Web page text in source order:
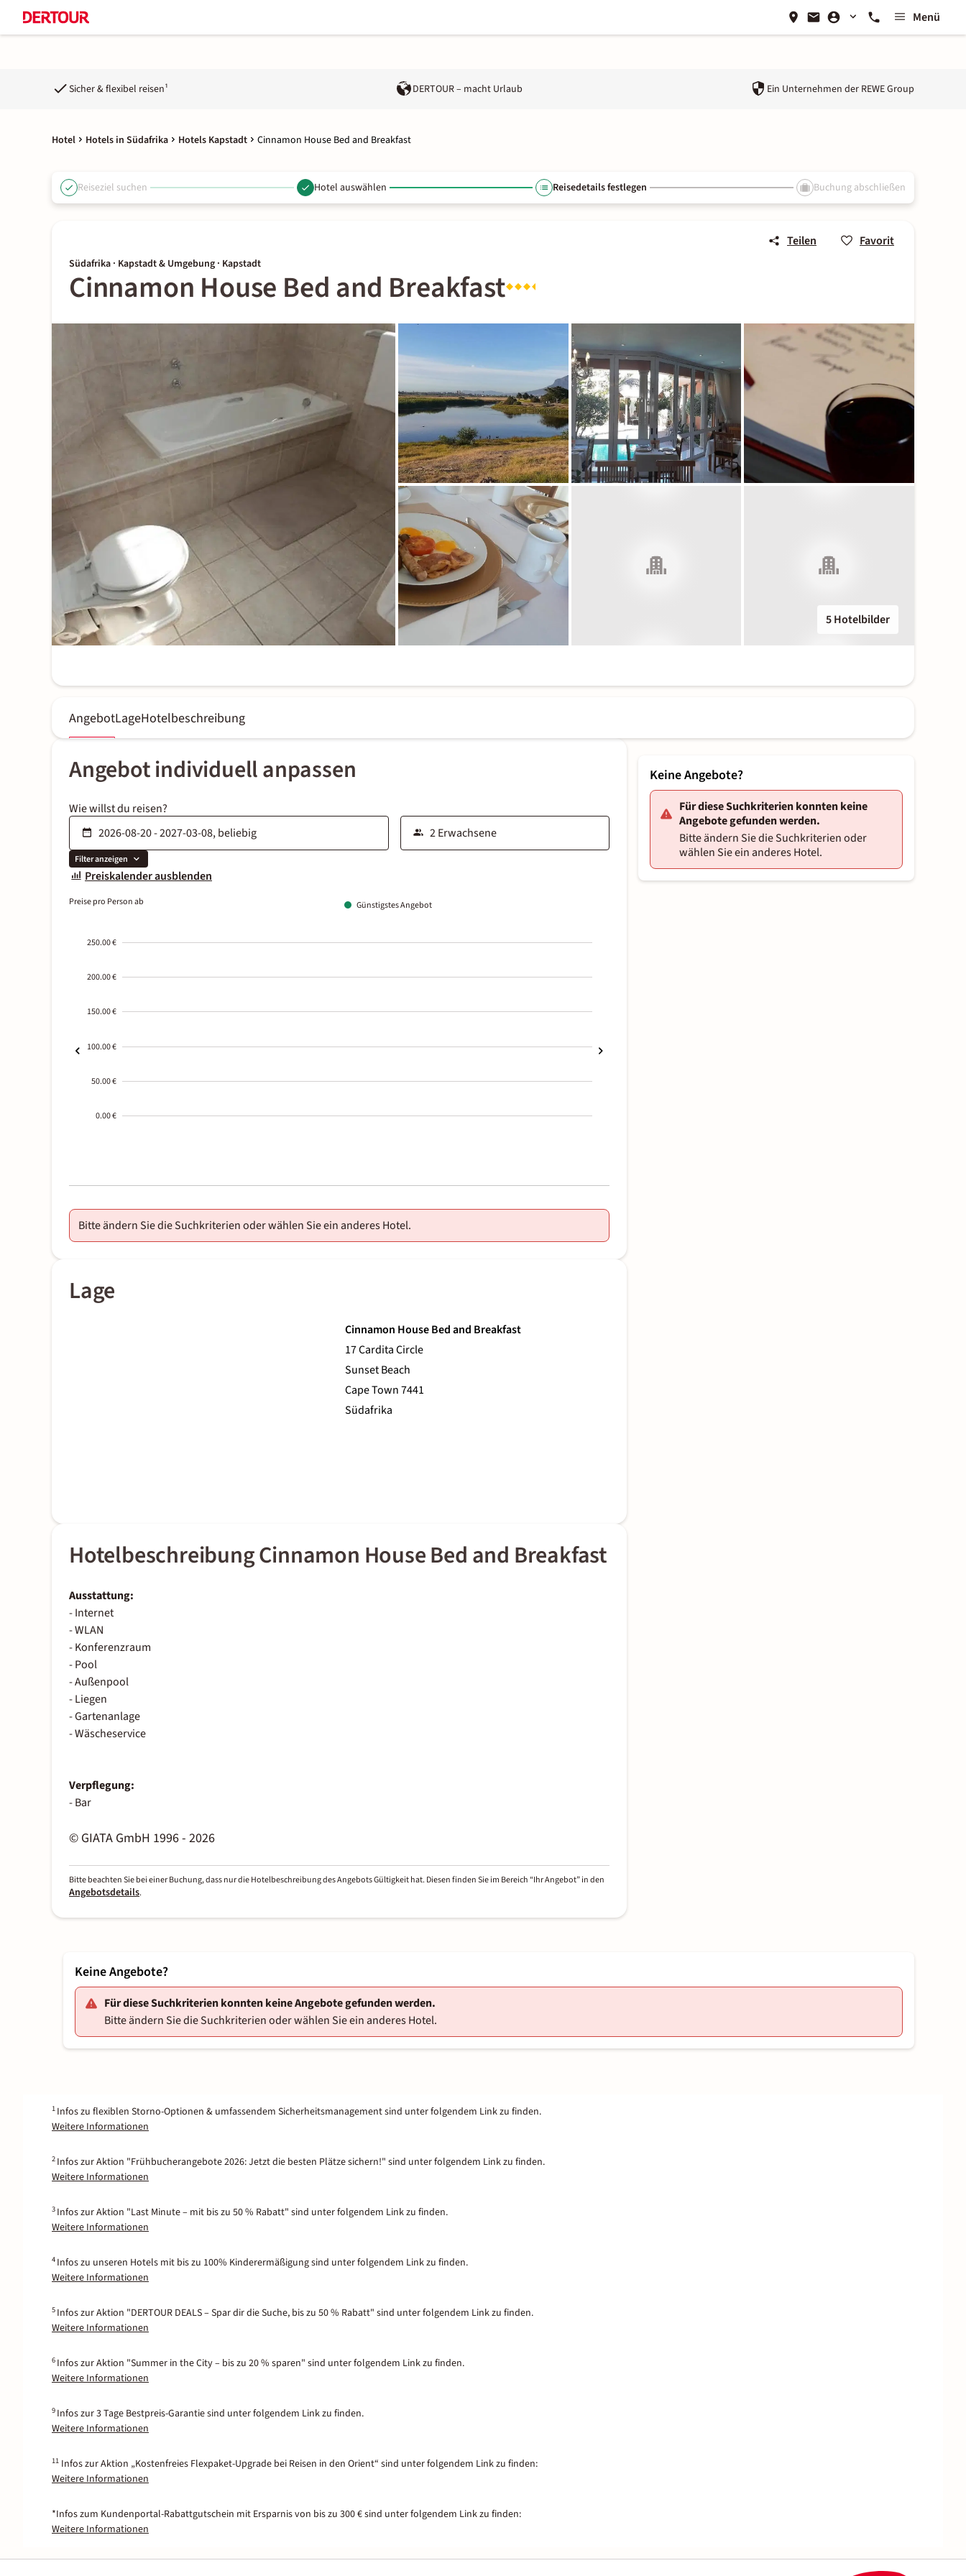
Menü
Sicher & flexibel reisen¹ DERTOUR – macht Urlaub Ein Unternehmen der REWE Group
Hotel Hotels in Südafrika Hotels Kapstadt Cinnamon House Bed and Breakfast
Reiseziel suchen Hotel auswählen Reisedetails festlegen Buchung abschließen
Teilen Favorit
Südafrika · Kapstadt & Umgebung · Kapstadt
Cinnamon House Bed and Breakfast
5 Hotelbilder
AngebotLageHotelbeschreibung
Angebot individuell anpassen
Wie willst du reisen?
Filter anzeigen
Preiskalender ausblenden
Preise pro Person ab Günstigstes Angebot
250.00 €
200.00 €
150.00 €
100.00 €
50.00 €
0.00 €
01-02
Bitte ändern Sie die Suchkriterien oder wählen Sie ein anderes Hotel.
Lage
Cinnamon House Bed and Breakfast
17 Cardita Circle
Sunset Beach
Cape Town 7441
Südafrika
Hotelbeschreibung Cinnamon House Bed and Breakfast
Ausstattung:
- Internet
- WLAN
- Konferenzraum
- Pool
- Außenpool
- Liegen
- Gartenanlage
- Wäscheservice
Verpflegung:
- Bar
© GIATA GmbH 1996 - 2026
Bitte beachten Sie bei einer Buchung, dass nur die Hotelbeschreibung des Angebots Gültigkeit hat. Diesen finden Sie im Bereich “Ihr Angebot” in den
Angebotsdetails.
Keine Angebote?
Für diese Suchkriterien konnten keine
Angebote gefunden werden.
Bitte ändern Sie die Suchkriterien oder
wählen Sie ein anderes Hotel.
Keine Angebote?
Für diese Suchkriterien konnten keine Angebote gefunden werden.
Bitte ändern Sie die Suchkriterien oder wählen Sie ein anderes Hotel.
1 Infos zu flexiblen Storno-Optionen & umfassendem Sicherheitsmanagement sind unter folgendem Link zu finden.
Weitere Informationen
2 Infos zur Aktion "Frühbucherangebote 2026: Jetzt die besten Plätze sichern!" sind unter folgendem Link zu finden.
Weitere Informationen
3 Infos zur Aktion "Last Minute – mit bis zu 50 % Rabatt" sind unter folgendem Link zu finden.
Weitere Informationen
4 Infos zu unseren Hotels mit bis zu 100% Kinderermäßigung sind unter folgendem Link zu finden.
Weitere Informationen
5 Infos zur Aktion "DERTOUR DEALS – Spar dir die Suche, bis zu 50 % Rabatt" sind unter folgendem Link zu finden.
Weitere Informationen
6 Infos zur Aktion "Summer in the City – bis zu 20 % sparen" sind unter folgendem Link zu finden.
Weitere Informationen
9 Infos zur 3 Tage Bestpreis-Garantie sind unter folgendem Link zu finden.
Weitere Informationen
11 Infos zur Aktion „Kostenfreies Flexpaket-Upgrade bei Reisen in den Orient“ sind unter folgendem Link zu finden:
Weitere Informationen
*Infos zum Kundenportal-Rabattgutschein mit Ersparnis von bis zu 300 € sind unter folgendem Link zu finden:
Weitere Informationen